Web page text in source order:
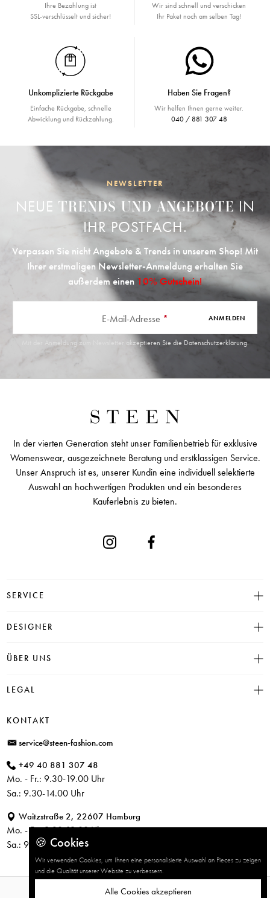
Ihre Bezahlung ist
SSL-verschlüsselt und sicher!
Wir sind schnell und verschicken
Ihr Paket noch am selben Tag!
Unkomplizierte Rückgabe
Einfache Rückgabe, schnelle
Abwicklung und Rückzahlung.
Haben Sie Fragen?
Wir helfen Ihnen gerne weiter.
040 / 881 307 48
NEWSLETTER
NEUE TRENDS UND ANGEBOTEIN
IHR POSTFACH.
Verpassen Sie nicht Angebote & Trends in unserem Shop! Mit
Ihrer erstmaligen Newsletter-Anmeldung erhalten Sie
außerdem einen 10% Gutschein!
E-Mail-Adresse * ANMELDEN
Mit der Anmeldung zum Newsletter akzeptieren Sie die Datenschutzerklärung.
In der vierten Generation steht unser Familienbetrieb für exklusive
Womenswear, ausgezeichnete Beratung und erstklassigen Service.
Unser Anspruch ist es, unserer Kundin eine individuell selektierte
Auswahl an hochwertigen Produkten und ein besonderes
Kauferlebnis zu bieten.
SERVICE
Größentabelle
Häufige Fragen
Rücksendung
DESIGNER
INSIEME
JUVIA
CANDICE COOPER
+ Mehr Designer
ÜBER UNS
Historie
LEGAL
Impressum
KONTAKT
service@steen-fashion.com
+49 40 881 307 48
Mo. - Fr.: 9.30-19.00 Uhr
Sa.: 9.30-14.00 Uhr
Waitzstraße 2, 22607 Hamburg
Mo. - Fr.: 9.30-19.00 Uhr
Sa.: 9.30-14.00 Uhr
🍪 Cookies
Wir verwenden Cookies, um Ihnen eine personalisierte Auswahl an Pieces zu zeigen
und die Qualität unserer Website zu verbessern.
Alle Cookies akzeptieren